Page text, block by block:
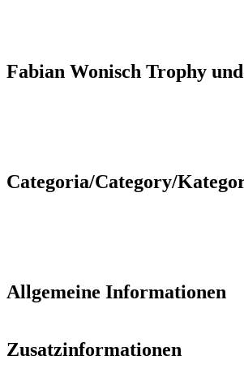
Fabian Wonisch Trophy
Categoria/Category/
Allgemeine Informationen
Zusatzinformationen